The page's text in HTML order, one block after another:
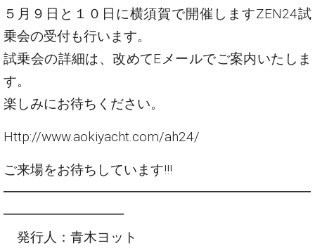
５月９日と１０日に横須賀で開催しますZEN24試
乗会の受付も行います。
試乗会の詳細は、改めてEメールでご案内いたしま
す。
楽しみにお待ちください。
Http://www.aokiyacht.com/ah24/
ご来場をお待ちしています!!!
━━━━━━━━━━━━━━━━━━━━━━━
━━━━━━━━━
発行人：青木ヨット